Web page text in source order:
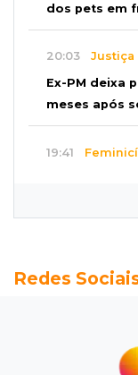
dos pets em
20:03 Justiça
Ex-PM deixa
meses após
19:41
Banco
Dólar
Redes